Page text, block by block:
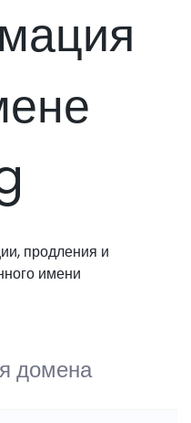
продления и
имени
домена